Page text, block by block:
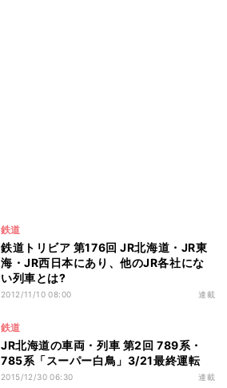
鉄道
鉄道トリビア 第176回 JR北海道・JR東
海・JR西日本にあり、他のJR各社にな
い列車とは?
2012/11/10 08:00 連載
鉄道
JR北海道の車両・列車 第2回 789系・
785系「スーパー白鳥」3/21最終運転
2015/12/30 06:30 連載